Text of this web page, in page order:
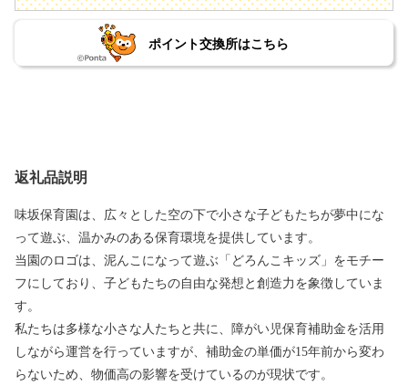
ポイント交換所はこちら
返礼品説明
味坂保育園は、広々とした空の下で小さな子どもたちが夢中にな
って遊ぶ、温かみのある保育環境を提供しています。
当園のロゴは、泥んこになって遊ぶ「どろんこキッズ」をモチー
フにしており、子どもたちの自由な発想と創造力を象徴していま
す。
私たちは多様な小さな人たちと共に、障がい児保育補助金を活用
しながら運営を行っていますが、補助金の単価が15年前から変わ
らないため、物価高の影響を受けているのが現状です。